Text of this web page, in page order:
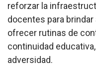
reforzar la
docentes para
ofrecer rutinas de
continuidad
adversidad.